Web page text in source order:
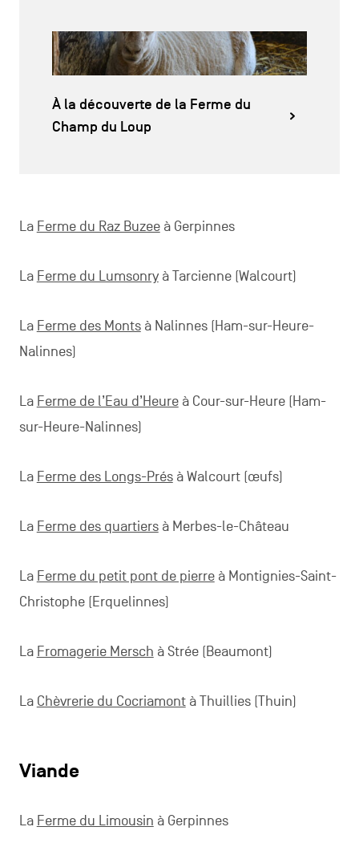
À la découverte de la Ferme du
Champ du Loup
La Ferme du Raz Buzeeà Gerpinnes
La Ferme du Lumsonryà Tarcienne (Walcourt)
La Ferme des Montsà Nalinnes (Ham-sur-Heure-
Nalinnes)
La Ferme de l’Eau d’Heureà Cour-sur-Heure (Ham-
sur-Heure-Nalinnes)
La Ferme des Longs-Présà Walcourt (œufs)
La Ferme des quartiersà Merbes-le-Château
La Ferme du petit pont de pierreà Montignies-Saint-
Christophe (Erquelinnes)
La Fromagerie Mersch à Strée (Beaumont)
La Chèvrerie du Cocriamontà Thuillies (Thuin)
Viande
La Ferme du Limousin à Gerpinnes